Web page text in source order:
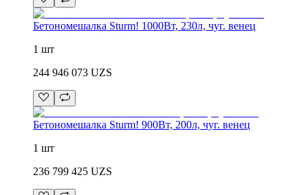
Бетономешалка Sturm! 1000Вт, 230л, чуг. венец
1 шт
244 946 073 UZS
Бетономешалка Sturm! 900Вт, 200л, чуг. венец
1 шт
236 799 425 UZS